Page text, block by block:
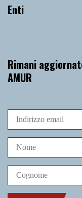
Enti
Rimani
AMUR